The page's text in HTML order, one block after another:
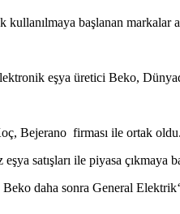
kullanılmaya başlanan
eşya üretici Beko,
Bejerano firması ile ortak
satışları ile piyasa çıkmaya
daha sonra General